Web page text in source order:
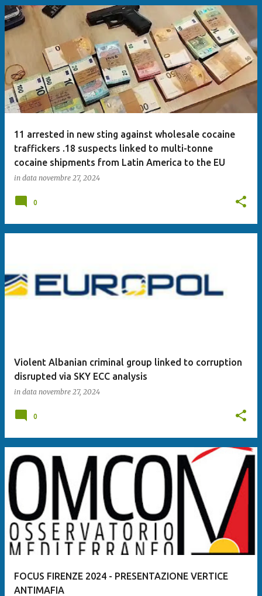
11 arrested in new sting against wholesale cocaine
traffickers .18 suspects linked to multi-tonne
cocaine shipments from Latin America to the EU
in data novembre 27, 2024
0
Violent Albanian criminal group linked to corruption
disrupted via SKY ECC analysis
in data novembre 27, 2024
0
FOCUS FIRENZE 2024 - PRESENTAZIONE VERTICE
ANTIMAFIA